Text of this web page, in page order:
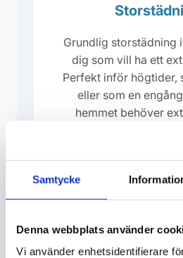
Samtycke
Denna webbplats använder
Vi använder enhetsidentifierare
Grundlig storstädning
dig som vill ha ett
Perfekt inför högtider,
eller som en
hemmet behöver
RUT-avdrag: 50%